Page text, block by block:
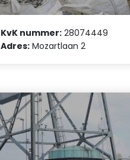
KvK nummer: 28074449
Adres: Mozartlaan 2